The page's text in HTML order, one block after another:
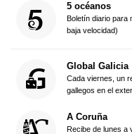
5 océanos
Boletín diario para
baja velocidad)
Global Galicia
Cada viernes, un
gallegos en el
A Coruña
Recibe de lunes a